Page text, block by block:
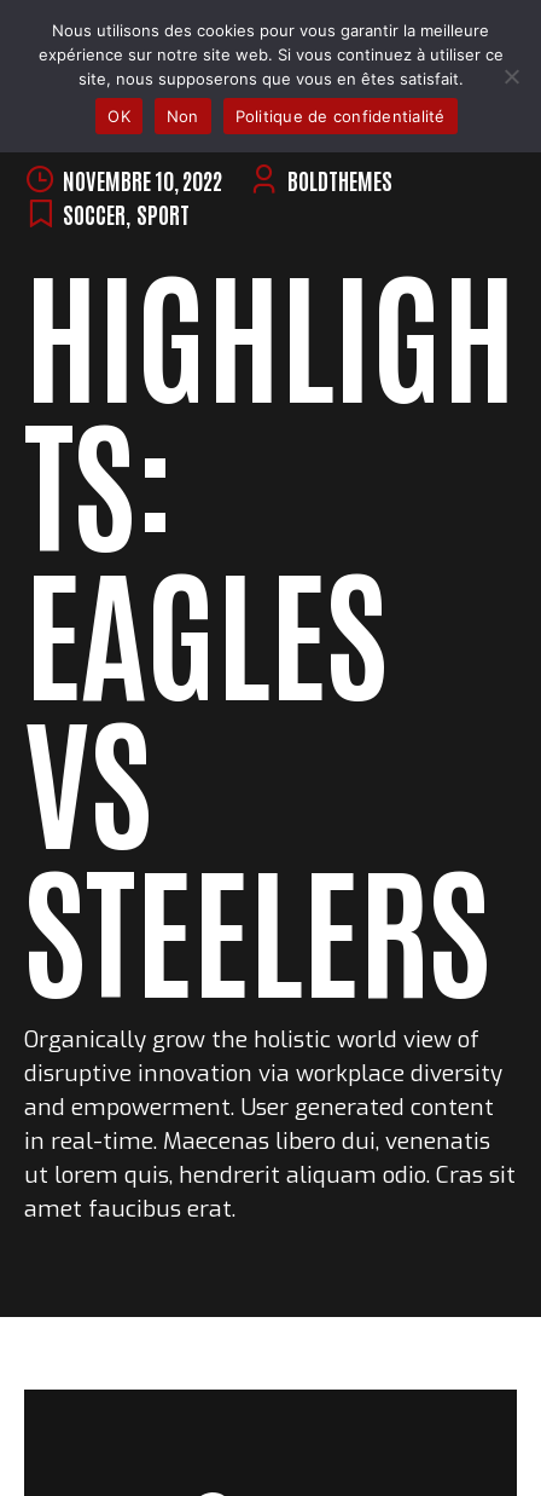
content
COBRA BADMINTON COLMAR
Club & école de badminton
NOVEMBRE 10, 2022
BOLDTHEMES
SOCCER SPORT
HIGHLIGH
TS:
EAGLES
VS
STEELERS
Organically grow the holistic world view of
disruptive innovation via workplace diversity
and empowerment. User generated content
in real-time. Maecenas libero dui, venenatis
ut lorem quis, hendrerit aliquam odio. Cras sit
amet faucibus erat.
Nous utilisons des cookies pour vous garantir la meilleure
expérience sur notre site web. Si vous continuez à utiliser ce
site, nous supposerons que vous en êtes satisfait.
OK
Non Politique de confidentialité